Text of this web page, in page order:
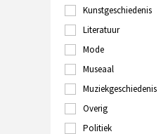
Groningen
Haarlem
Kampen
Kopenhagen
Leeuwarden
Leiden
Kunstgeschiedenis
Literatuur
Mode
Museaal
Muziekgeschiedenis
Overig
Politiek